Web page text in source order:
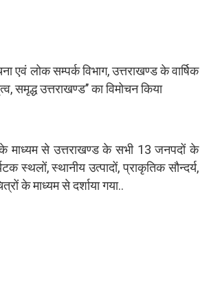
एवं लोक सम्पर्क विभाग, उत्तराखण्ड के वार्षिक
समृद्ध उत्तराखण्ड’’ का विमोचन किया
माध्यम से उत्तराखण्ड के सभी 13 जनपदों के
स्थलों, स्थानीय उत्पादों, प्राकृतिक सौन्दर्य,
के माध्यम से दर्शाया गया..